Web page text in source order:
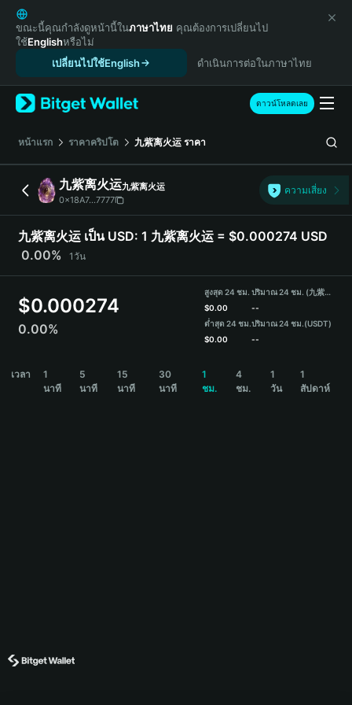
English
日本語
Tiếng Việt
Español (Latinoamérica)
Türkçe
Français
Deutsch
简体中文
繁體中文
Português (Portugal)
Bahasa Indonesia
ภาษาไทย
हिन्दी
Español
Português (Brasil)
ขณะนี้คุณกำลังดูหน้านี้ในภาษาไทย คุณต้องการเปลี่ยนไป
ใช้Englishหรือไม่
เปลี่ยนไปใช้English
ดำเนินการต่อในภาษาไทย
ดาวน์โหลดเลย
หน้าแรก ราคาคริปโต 九紫离火运 ราคา
九紫离火运九紫离火运
0x18A7...7777
ความเสี่ยง
九紫离火运 เป็น USD: 1 九紫离火运 = $0.000274 USD
0.00%
1วัน
$0.000274
0.00%
สูงสุด 24 ชม.
$0.00
ต่ำสุด 24 ชม.
$0.00
ปริมาณ 24 ชม. (九紫离火运)
--
ปริมาณ 24 ชม.(USDT)
--
เวลา
1
นาที
5
นาที
15
นาที
30
นาที
1
ชม.
4
ชม.
1
วัน
1
สัปดาห์